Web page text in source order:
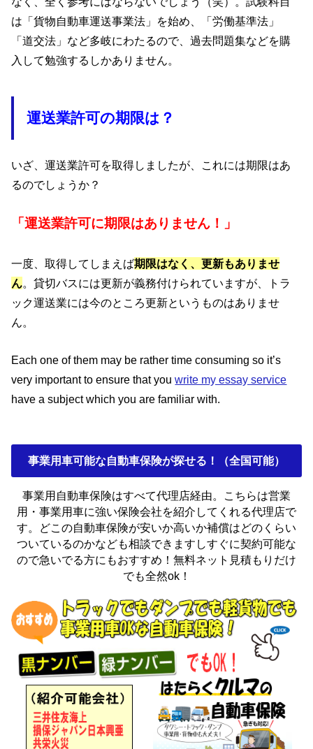
は「貨物自動車運送事業法」を始め、「労働基準法」
「道交法」など多岐にわたるので、過去問題集などを購
入して勉強するしかありません。
運送業許可の期限は？
いざ、運送業許可を取得しましたが、これには期限はあ
るのでしょうか？
「運送業許可に期限はありません！」
一度、取得してしまえば期限はなく、更新もありませ
ん 。貸切バスには更新が義務付けられていますが、トラ
ック運送業には今のところ更新というものはありませ
ん。
Each one of them may be rather time consuming so it’s
very important to ensure that youwrite my essay service
have a subject which you are familiar with.
事業用車可能な自動車保険が探せる！（全国可能）
事業用自動車保険はすべて代理店経由。こちらは営業
用・事業用車に強い保険会社を紹介してくれる代理店で
す。どこの自動車保険が安いか高いか補償はどのくらい
ついているのかなども相談できますしすぐに契約可能な
ので急いでる方にもおすすめ！無料ネット見積もりだけ
でも全然ok！